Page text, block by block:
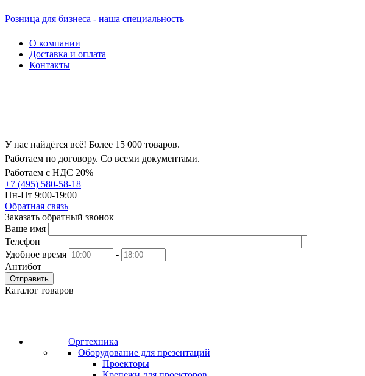
Розница для бизнеса - наша специальность
О компании
Доставка и оплата
Контакты
У нас найдётся всё! Более 15 000 товаров.
Работаем по договору. Со всеми документами.
Работаем с НДС 20%
+7 (495) 580-58-18
Пн-Пт 9:00-19:00
Обратная связь
Заказать обратный звонок
Ваше имя
Телефон
Удобное время
-
Антибот
Отправить
Каталог товаров
Оргтехника
Оборудование для презентаций
Проекторы